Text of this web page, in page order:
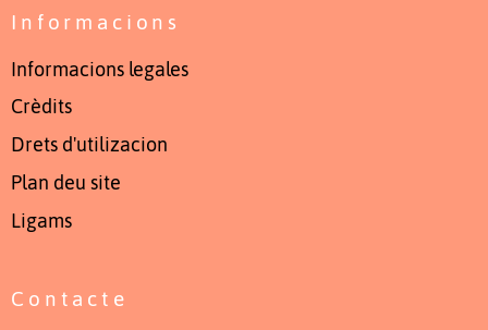
Informacions
Informacions legales
Crèdits
Drets d'utilizacion
Plan deu site
Ligams
Contacte